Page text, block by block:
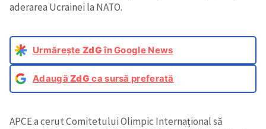
aderarea Ucrainei la NATO.
Urmărește ZdGîn Google News
AdaugăZdG ca sursă preferată
APCE a cerut Comitetului Olimpic Internațional să